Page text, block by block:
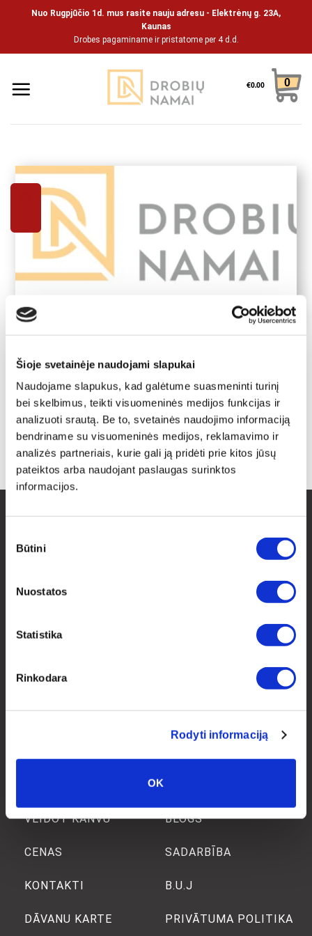
Šioje svetainėje naudojami slapukai
Naudojame slapukus, kad galėtume suasmeninti turinį
bei skelbimus, teikti visuomeninės medijos funkcijas ir
analizuoti srautą. Be to, svetainės naudojimo informaciją
bendriname su visuomeninės medijos, reklamavimo ir
analizės partneriais, kurie gali ją pridėti prie kitos jūsų
pateiktos arba naudojant paslaugas surinktos
informacijos.
pasirinkimas
Būtini
Nuostatos
Statistika
Rinkodara
Rodyti informaciją
OK
Nuo Rugpjūčio 1d. mus rasite nauju adresu - Elektrėnų g. 23A,
Kaunas
Drobes pagaminame ir pristatome per 4 d.d.
€0.00 0
Kvalitatīva interjera detaļa jūsu mājai
Veidojot mājas interjeru, daudzi meklē individuālus, ekskluzīvus,
modernus un svaigus risinājumus. Liela uzmanība tiek pievērsta
maziem un [...]
1 2 3 4
VEIDOT KANVU
CENAS
KONTAKTI
DĀVANU KARTE
BLOGS
SADARBĪBA
B.U.J
PRIVĀTUMA POLITIKA
drobiunamai
IZRAKSTĪŠANĀS NO
Tālr. Nr.: +370 630 30422